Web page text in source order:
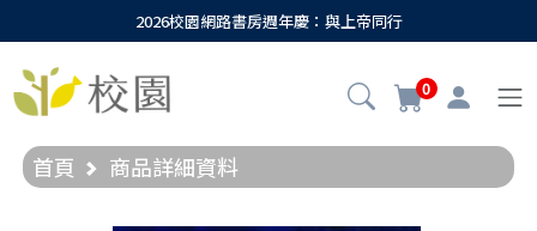
2026校園網路書房週年慶：與上帝同行
0
首頁 商品詳細資料